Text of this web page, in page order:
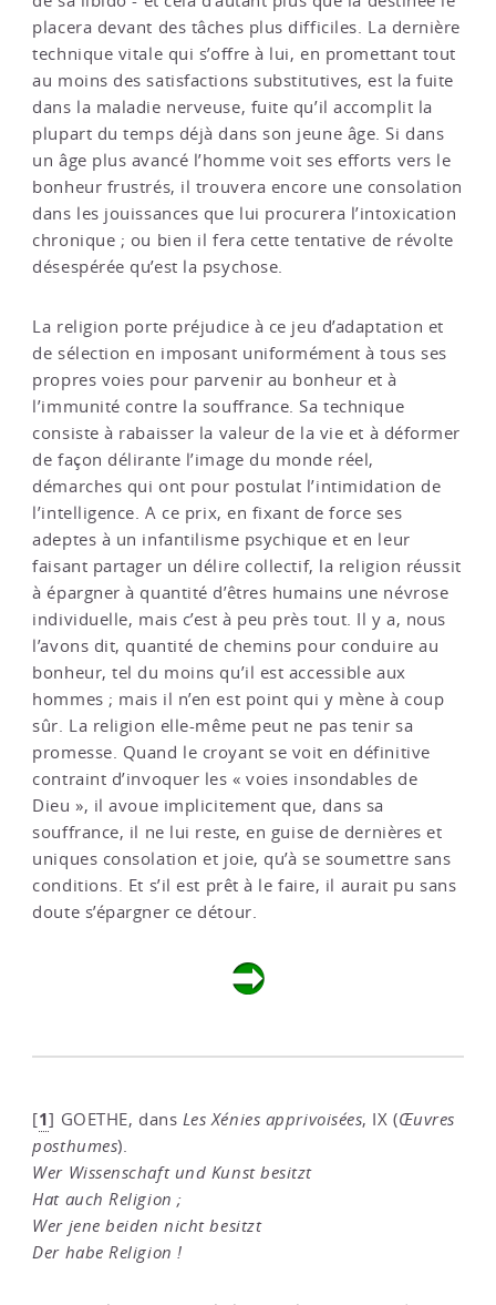
placera devant des tâches plus difficiles. La dernière
technique vitale qui s’offre à lui, en promettant tout
au moins des satisfactions substitutives, est la fuite
dans la maladie nerveuse, fuite qu’il accomplit la
plupart du temps déjà dans son jeune âge. Si dans
un âge plus avancé l’homme voit ses efforts vers le
bonheur frustrés, il trouvera encore une consolation
dans les jouissances que lui procurera l’intoxication
chronique ; ou bien il fera cette tentative de révolte
désespérée qu’est la psychose.
La religion porte préjudice à ce jeu d’adaptation et
de sélection en imposant uniformément à tous ses
propres voies pour parvenir au bonheur et à
l’immunité contre la souffrance. Sa technique
consiste à rabaisser la valeur de la vie et à déformer
de façon délirante l’image du monde réel,
démarches qui ont pour postulat l’intimidation de
l’intelligence. A ce prix, en fixant de force ses
adeptes à un infantilisme psychique et en leur
faisant partager un délire collectif, la religion réussit
à épargner à quantité d’êtres humains une névrose
individuelle, mais c’est à peu près tout. Il y a, nous
l’avons dit, quantité de chemins pour conduire au
bonheur, tel du moins qu’il est accessible aux
hommes ; mais il n’en est point qui y mène à coup
sûr. La religion elle-même peut ne pas tenir sa
promesse. Quand le croyant se voit en définitive
contraint d’invoquer les « voies insondables de
Dieu », il avoue implicitement que, dans sa
souffrance, il ne lui reste, en guise de dernières et
uniques consolation et joie, qu’à se soumettre sans
conditions. Et s’il est prêt à le faire, il aurait pu sans
doute s’épargner ce détour.
[1] GOETHE, dans Les Xénies apprivoisées, IX (Œuvres
posthumes).
Wer Wissenschaft und Kunst besitzt
Hat auch Religion ;
Wer jene beiden nicht besitzt
Der habe Religion !